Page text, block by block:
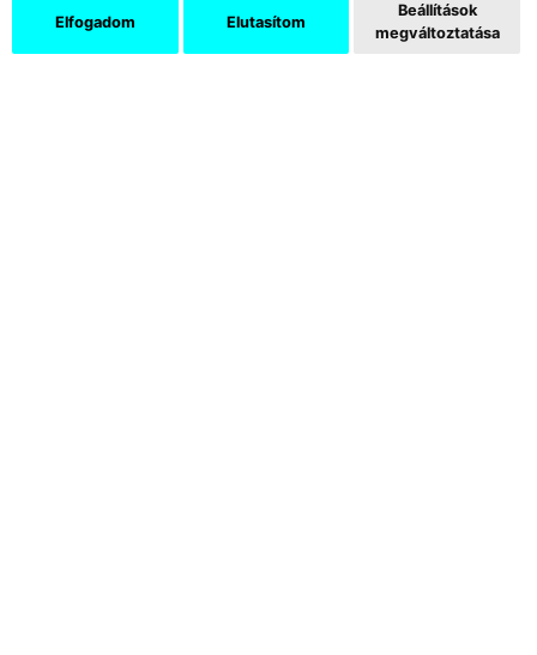
Elfogadom Elutasítom
Beállítások
megváltoztatása